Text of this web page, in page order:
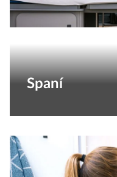
Spaní